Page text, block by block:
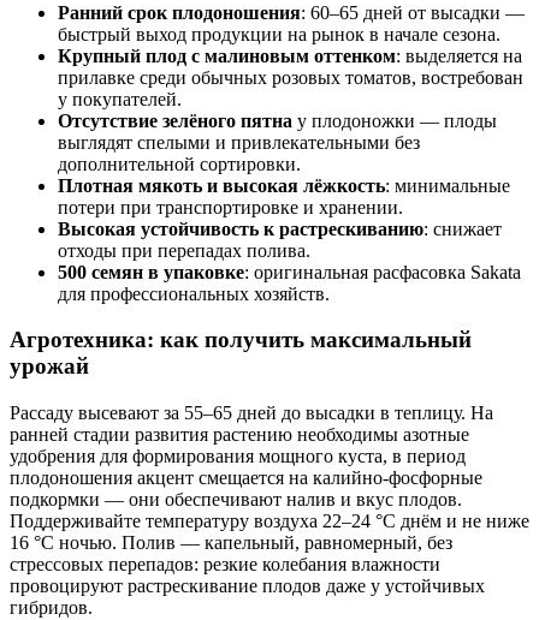
Ранний срок плодоношения: 60–65 дней от высадки —
быстрый выход продукции на рынок в начале сезона.
Крупный плод с малиновым оттенком: выделяется на
прилавке среди обычных розовых томатов, востребован
у покупателей.
Отсутствие зелёного пятна у плодоножки — плоды
выглядят спелыми и привлекательными без
дополнительной сортировки.
Плотная мякоть и высокая лёжкость: минимальные
потери при транспортировке и хранении.
Высокая устойчивость к растрескиванию: снижает
отходы при перепадах полива.
500 семян в упаковке: оригинальная расфасовка Sakata
для профессиональных хозяйств.
Агротехника: как получить максимальный
урожай
Рассаду высевают за 55–65 дней до высадки в теплицу. На
ранней стадии развития растению необходимы азотные
удобрения для формирования мощного куста, в период
плодоношения акцент смещается на калийно-фосфорные
подкормки — они обеспечивают налив и вкус плодов.
Поддерживайте температуру воздуха 22–24 °C днём и не ниже
16 °C ночью. Полив — капельный, равномерный, без
стрессовых перепадов: резкие колебания влажности
провоцируют растрескивание плодов даже у устойчивых
гибридов.